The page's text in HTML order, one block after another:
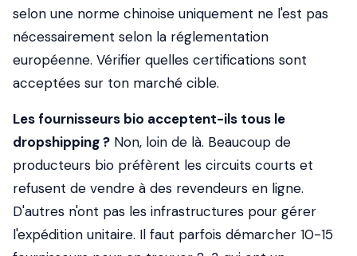
selon une norme chinoise uniquement ne l'est pas
nécessairement selon la réglementation
européenne. Vérifier quelles certifications sont
acceptées sur ton marché cible.
Les fournisseurs bio acceptent-ils tous le
dropshipping ? Non, loin de là. Beaucoup de
producteurs bio préfèrent les circuits courts et
refusent de vendre à des revendeurs en ligne.
D'autres n'ont pas les infrastructures pour gérer
l'expédition unitaire. Il faut parfois démarcher 10-15